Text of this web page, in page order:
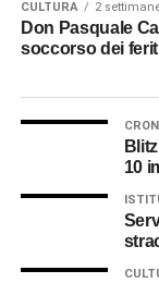
CULTURA 2
Don Pasquale
soccorso dei
10